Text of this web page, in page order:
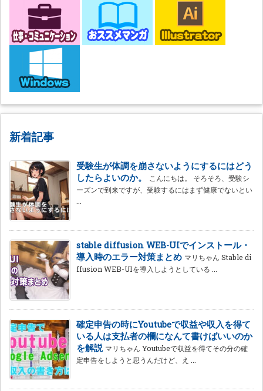
新着記事
受験生が体調を崩さないようにするにはどう
したらよいのか。
こんにちは。 そろそろ、受験シ
ーズンで到来ですが、受験するにはまず健康でないとい
...
stable diffusion WEB-UIでインストール・
導入時のエラー対策まとめ マリちゃん Stable di
ffusion WEB-UIを導入しようとしている ...
確定申告の時にYoutubeで収益や収入を得て
いる人は支払者の欄になんて書けばいいのか
を解説 マリちゃん Youtubeで収益を得てその分の確
定申告をしようと思うんだけど、え ...